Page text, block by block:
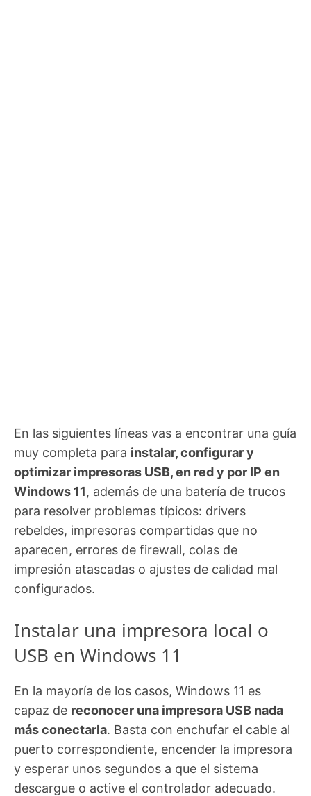
En las siguientes líneas vas a encontrar una guía
muy completa para instalar, configurar y
optimizar impresoras USB, en red y por IP en
Windows 11, además de una batería de trucos
para resolver problemas típicos: drivers
rebeldes, impresoras compartidas que no
aparecen, errores de firewall, colas de
impresión atascadas o ajustes de calidad mal
configurados.
Instalar una impresora local o
USB en Windows 11
En la mayoría de los casos, Windows 11 es
capaz de reconocer una impresora USB nada
más conectarla. Basta con enchufar el cable al
puerto correspondiente, encender la impresora
y esperar unos segundos a que el sistema
descargue o active el controlador adecuado.